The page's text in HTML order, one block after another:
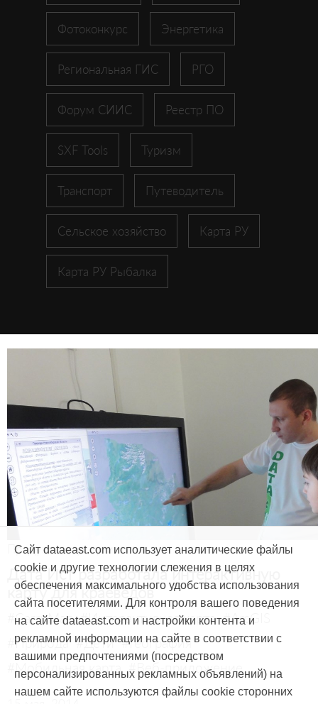
Фотоконкурс Энергетика
Региональная ГИС РГО
Форум СИИС Реестр ПО
SXF Tools Туризм
Транспорт Путеводитель
Сельское хозяйство Карта РУ
Карта РУ Рыбалка
Продукты и услуги
Дата Ист разработала интерактивную
карту для краеведов
#CarryMap #Интерактивная карта #ArcGIS
#Природа #Дети #География
#Мобильная карта #Веб-приложение
Сайт dataeast.com использует аналитические файлы
cookie и другие технологии слежения в целях
обеспечения максимального удобства использования
сайта посетителями. Для контроля вашего поведения
на сайте dataeast.com и настройки контента и
рекламной информации на сайте в соответствии с
вашими предпочтениями (посредством
персонализированных рекламных объявлений) на
нашем сайте используются файлы cookie сторонних